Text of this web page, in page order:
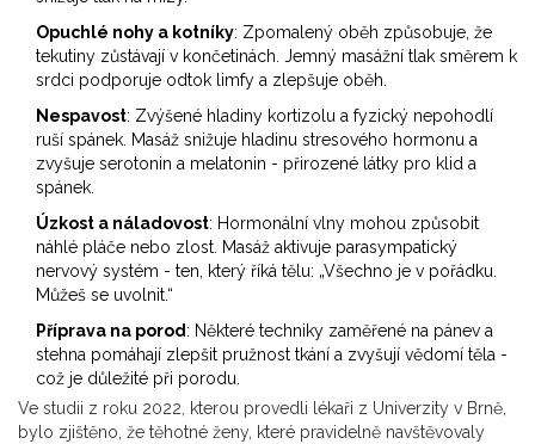
Opuchlé nohy a kotníky: Zpomalený oběh způsobuje, že
tekutiny zůstávají v končetinách. Jemný masážní tlak směrem k
srdci podporuje odtok limfy a zlepšuje oběh.
Nespavost: Zvýšené hladiny kortizolu a fyzický nepohodlí
ruší spánek. Masáž snižuje hladinu stresového hormonu a
zvyšuje serotonin a melatonin - přirozené látky pro klid a
spánek.
Úzkost a náladovost: Hormonální vlny mohou způsobit
náhlé pláče nebo zlost. Masáž aktivuje parasympatický
nervový systém - ten, který říká tělu: „Všechno je v pořádku.
Můžeš se uvolnit.“
Příprava na porod: Některé techniky zaměřené na pánev a
stehna pomáhají zlepšit pružnost tkání a zvyšují vědomí těla -
což je důležité při porodu.
Ve studii z roku 2022, kterou provedli lékaři z Univerzity v Brně,
bylo zjištěno, že těhotné ženy, které pravidelně navštěvovaly